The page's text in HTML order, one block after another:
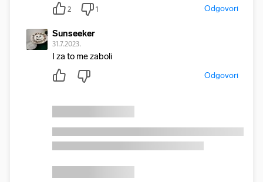
2 1 Odgovori
Sunseeker
31.7.2023.
I za to me zaboli
Odgovori